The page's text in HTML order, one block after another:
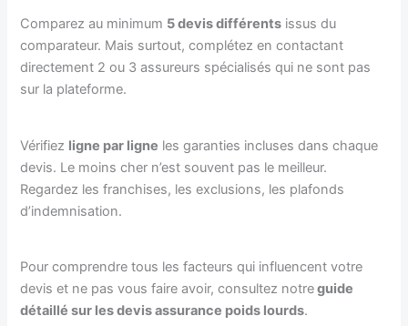
Comparez au minimum 5 devis différents issus du
comparateur. Mais surtout, complétez en contactant
directement 2 ou 3 assureurs spécialisés qui ne sont pas
sur la plateforme.
Vérifiez ligne par ligne les garanties incluses dans chaque
devis. Le moins cher n’est souvent pas le meilleur.
Regardez les franchises, les exclusions, les plafonds
d’indemnisation.
Pour comprendre tous les facteurs qui influencent votre
devis et ne pas vous faire avoir, consultez notreguide
détaillé sur les devis assurance poids lourds.